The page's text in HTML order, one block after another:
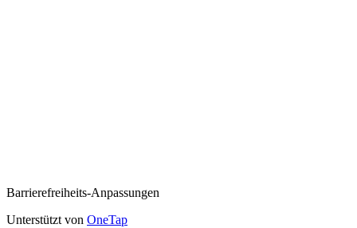
Barrierefreiheits-Anpassungen
Unterstützt von OneTap